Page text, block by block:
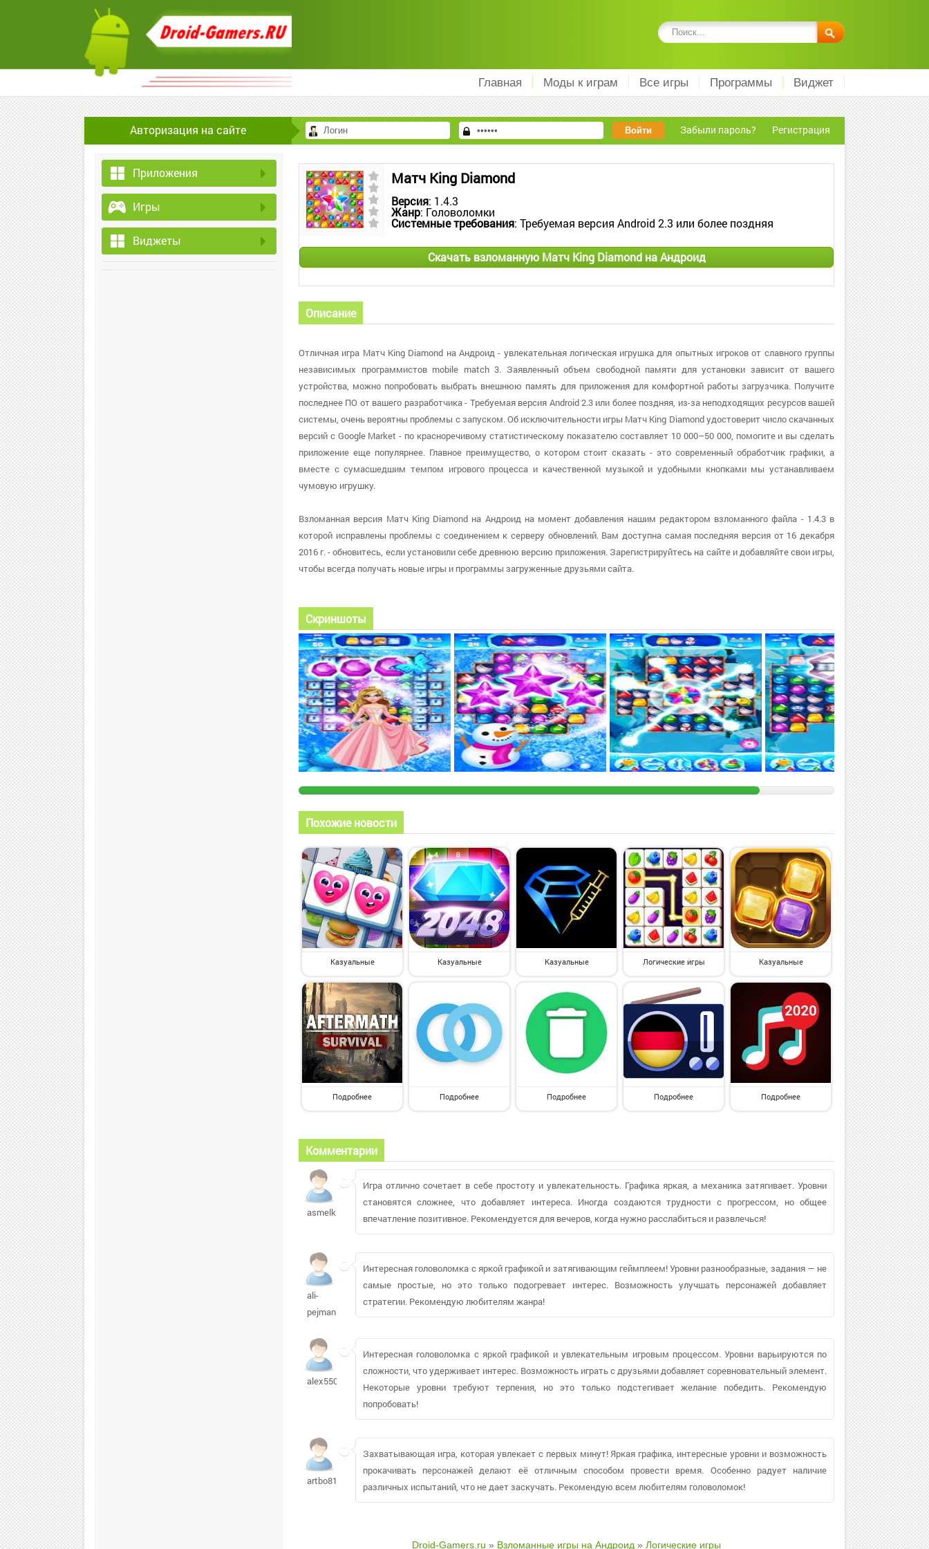
Главная Моды к играм Все игры Программы Виджет
Авторизация на сайте Забыли пароль? Регистрация
Приложения
Игры
Виджеты
Матч King Diamond
Версия: 1.4.3
Жанр: Головоломки
Системные требования: Требуемая версия Android 2.3 или более поздняя
Скачать взломанную Матч King Diamond на Андроид
Описание
Отличная игра Матч King Diamond на Андроид - увлекательная логическая игрушка для опытных игроков от славного группы
независимых программистов mobile match 3. Заявленный объем свободной памяти для установки зависит от вашего
устройства, можно попробовать выбрать внешнюю память для приложения для комфортной работы загрузчика. Получите
последнее ПО от вашего разработчика - Требуемая версия Android 2.3 или более поздняя, из-за неподходящих ресурсов вашей
системы, очень вероятны проблемы с запуском. Об исключительности игры Матч King Diamond удостоверит число скачанных
версий с Google Market - по красноречивому статистическому показателю составляет 10 000–50 000, помогите и вы сделать
приложение еще популярнее. Главное преимущество, о котором стоит сказать - это современный обработчик графики, а
вместе с сумасшедшим темпом игрового процесса и качественной музыкой и удобными кнопками мы устанавливаем
чумовую игрушку.
Взломанная версия Матч King Diamond на Андроид на момент добавления нашим редактором взломанного файла - 1.4.3 в
которой исправлены проблемы с соединением к серверу обновлений. Вам доступна самая последняя версия от 16 декабря
2016 г. - обновитесь, если установили себе древнюю версию приложения. Зарегистрируйтесь на сайте и добавляйте свои игры,
чтобы всегда получать новые игры и программы загруженные друзьями сайта.
Скриншоты
Похожие новости
Казуальные Казуальные Казуальные Логические игры Казуальные
Подробнее Подробнее Подробнее Подробнее Подробнее
Комментарии
asmelk
Игра отлично сочетает в себе простоту и увлекательность. Графика яркая, а механика затягивает. Уровни
становятся сложнее, что добавляет интереса. Иногда создаются трудности с прогрессом, но общее
впечатление позитивное. Рекомендуется для вечеров, когда нужно расслабиться и развлечься!
ali-
pejman
Интересная головоломка с яркой графикой и затягивающим геймплеем! Уровни разнообразные, задания — не
самые простые, но это только подогревает интерес. Возможность улучшать персонажей добавляет
стратегии. Рекомендую любителям жанра!
alex550125752
Интересная головоломка с яркой графикой и увлекательным игровым процессом. Уровни варьируются по
сложности, что удерживает интерес. Возможность играть с друзьями добавляет соревновательный элемент.
Некоторые уровни требуют терпения, но это только подстегивает желание победить. Рекомендую
попробовать!
artbo81116
Захватывающая игра, которая увлекает с первых минут! Яркая графика, интересные уровни и возможность
прокачивать персонажей делают её отличным способом провести время. Особенно радует наличие
различных испытаний, что не дает заскучать. Рекомендую всем любителям головоломок!
Droid-Gamers.ru » Взломанные игры на Андроид » Логические игры